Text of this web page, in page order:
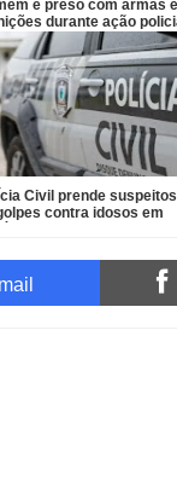
é preso com armas e
durante ação
Civil prende suspeitos
contra idosos em